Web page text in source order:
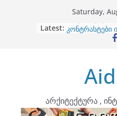
Saturday,
Latest: ბინების
კონტრასტები
ინტერიერის
არტემიდი
არქიტექტურა ,